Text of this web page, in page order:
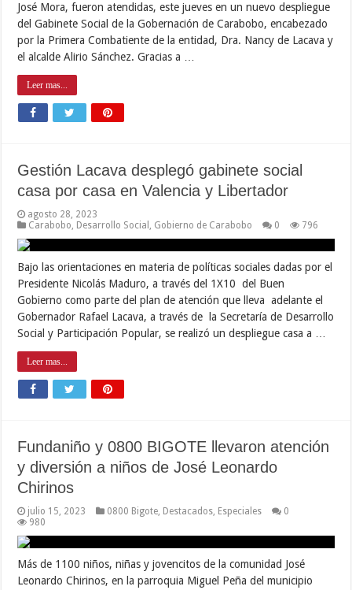
José Mora, fueron atendidas, este jueves en un nuevo despliegue
del Gabinete Social de la Gobernación de Carabobo, encabezado
por la Primera Combatiente de la entidad, Dra. Nancy de Lacava y
el alcalde Alirio Sánchez. Gracias a …
Leer mas...
Gestión Lacava desplegó gabinete social
casa por casa en Valencia y Libertador
agosto 28, 2023
Carabobo, Desarrollo Social , Gobierno de Carabobo 0 796
Bajo las orientaciones en materia de políticas sociales dadas por el
Presidente Nicolás Maduro, a través del 1X10 del Buen
Gobierno como parte del plan de atención que lleva adelante el
Gobernador Rafael Lacava, a través de la Secretaría de Desarrollo
Social y Participación Popular, se realizó un despliegue casa a …
Leer mas...
Fundaniño y 0800 BIGOTE llevaron atención
y diversión a niños de José Leonardo
Chirinos
julio 15, 2023 0800 Bigote, Destacados, Especiales
0
980
Más de 1100 niños, niñas y jovencitos de la comunidad José
Leonardo Chirinos, en la parroquia Miguel Peña del municipio